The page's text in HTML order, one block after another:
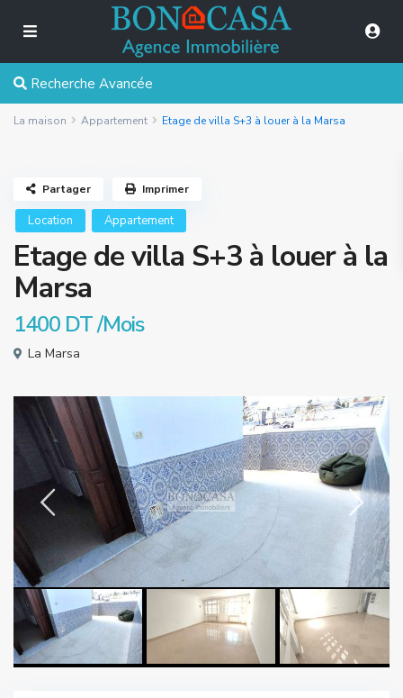
Recherche Avancée
La maison Appartement Etage de villa S+3 à louer à la Marsa
Location Appartement
Etage de villa S+3 à louer à la
Marsa
1400 DT/Mois
La Marsa
Partager Imprimer